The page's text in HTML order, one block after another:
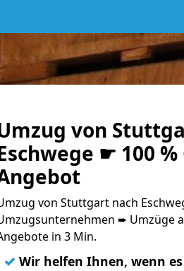
von
☛ 100
von Stuttgart nach
➨ Umzüge
in 3 Min.
✓ Wir helfen Ihnen, wenn